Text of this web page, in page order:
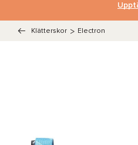
Klätterskor > Electron